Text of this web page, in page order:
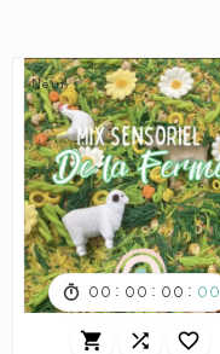
Neuf
00 : 00 : 00 : 00
  